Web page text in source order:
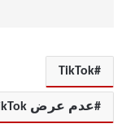
TikTok
عدم عرض TikTok للإعجابات أو المشاهدات